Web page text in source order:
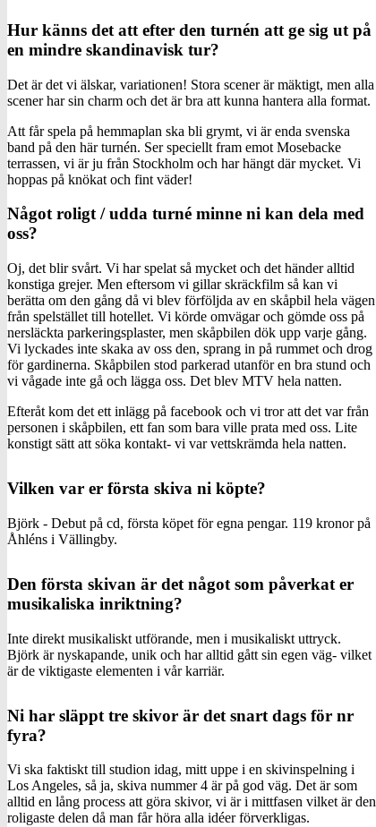
Hur känns det att efter den turnén att ge sig ut på
en mindre skandinavisk tur?
Det är det vi älskar, variationen! Stora scener är mäktigt, men alla
scener har sin charm och det är bra att kunna hantera alla format.
Att får spela på hemmaplan ska bli grymt, vi är enda svenska
band på den här turnén. Ser speciellt fram emot Mosebacke
terrassen, vi är ju från Stockholm och har hängt där mycket. Vi
hoppas på knökat och fint väder!
Något roligt / udda turné minne ni kan dela med
oss?
Oj, det blir svårt. Vi har spelat så mycket och det händer alltid
konstiga grejer. Men eftersom vi gillar skräckfilm så kan vi
berätta om den gång då vi blev förföljda av en skåpbil hela vägen
från spelstället till hotellet. Vi körde omvägar och gömde oss på
nersläckta parkeringsplaster, men skåpbilen dök upp varje gång.
Vi lyckades inte skaka av oss den, sprang in på rummet och drog
för gardinerna. Skåpbilen stod parkerad utanför en bra stund och
vi vågade inte gå och lägga oss. Det blev MTV hela natten.
Efteråt kom det ett inlägg på facebook och vi tror att det var från
personen i skåpbilen, ett fan som bara ville prata med oss. Lite
konstigt sätt att söka kontakt- vi var vettskrämda hela natten.
Vilken var er första skiva ni köpte?
Björk - Debut på cd, första köpet för egna pengar. 119 kronor på
Åhléns i Vällingby.
Den första skivan är det något som påverkat er
musikaliska inriktning?
Inte direkt musikaliskt utförande, men i musikaliskt uttryck.
Björk är nyskapande, unik och har alltid gått sin egen väg- vilket
är de viktigaste elementen i vår karriär.
Ni har släppt tre skivor är det snart dags för nr
fyra?
Vi ska faktiskt till studion idag, mitt uppe i en skivinspelning i
Los Angeles, så ja, skiva nummer 4 är på god väg. Det är som
alltid en lång process att göra skivor, vi är i mittfasen vilket är den
roligaste delen då man får höra alla idéer förverkligas.